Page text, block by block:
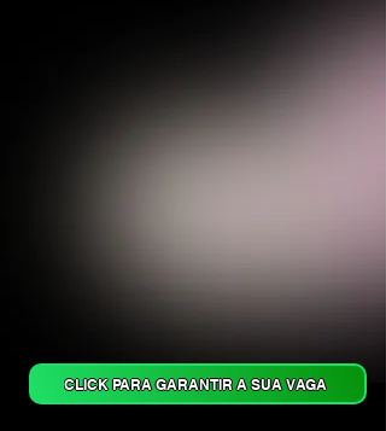
CLICK PARA GARANTIR A SUA VAGA